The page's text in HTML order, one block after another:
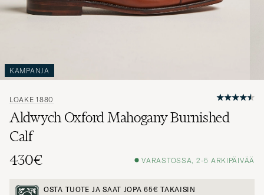
KAMPANJA
LOAKE 1880
Aldwych Oxford Mahogany Burnished
Calf
430€
VARASTOSSA, 2-5 ARKIPÄIVÄÄ
OSTA TUOTE JA SAAT JOPA65€ TAKAISIN